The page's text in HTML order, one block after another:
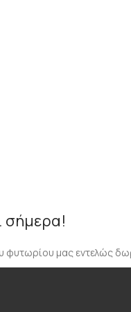
σήμερα!
φυτωρίου μας εντελώς